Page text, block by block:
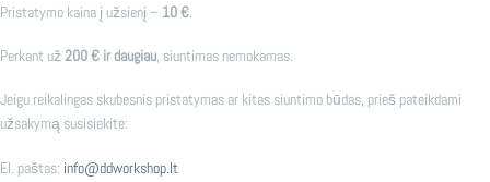
Pristatymo kaina į užsienį – 10 €.
Perkant už200 € ir daugiau, siuntimas nemokamas.
Jeigu reikalingas skubesnis pristatymas ar kitas siuntimo būdas, prieš pateikdami
užsakymą susisiekite:
El. paštas: info@ddworkshop.lt